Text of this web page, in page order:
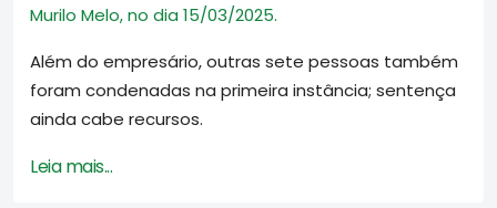
Murilo Melo, no dia 15/03/2025.
Além do empresário, outras sete pessoas também
foram condenadas na primeira instância; sentença
ainda cabe recursos.
Leia mais...